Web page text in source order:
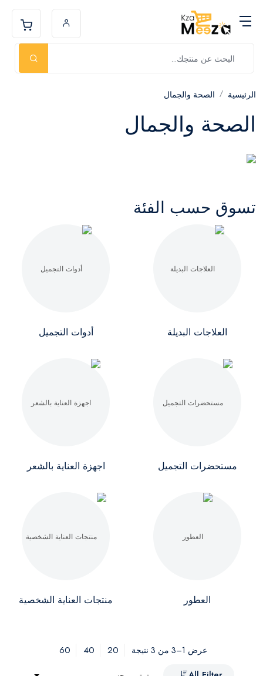
الرئيسية الصحة والجمال
الصحة والجمال
تسوق حسب الفئة
العلاجات البديلة أدوات التجميل
مستحضرات التجميل اجهزة العناية بالشعر
العطور منتجات العناية الشخصية
عرض 1–3 من 3 نتيجة 20
40
60